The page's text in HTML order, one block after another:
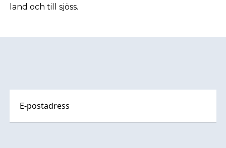
land och till sjöss.